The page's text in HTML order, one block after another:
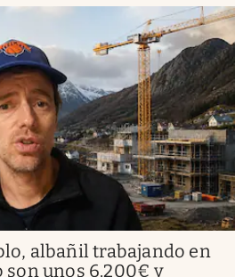
albañil trabajando en
son unos 6.200€ y